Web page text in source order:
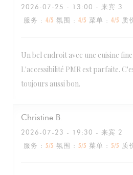
2026-07-25 - 13:00 - 来宾 3
服务 : 4/5 氛围 : 4/5 菜单 : 4/5 质
Un bel endroit avec une cuisine
L'accessibilité PMR est parfaite.
toujours aussi bon.
Christine B
2026-07-23 - 19:30 - 来宾 2
服务 : 5/5 氛围 : 5/5 菜单 : 5/5 质